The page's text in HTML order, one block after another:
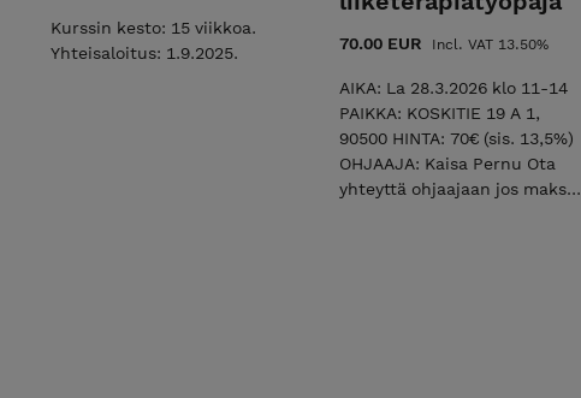
Kurssin kesto: 15 viikkoa.
Yhteisaloitus: 1.9.2025.
70.00 EUR Incl. VAT 13.50%
AIKA: La 28.3.2026 klo 11-14
PAIKKA: KOSKITIE 19 A 1,
90500 HINTA: 70€ (sis. 13,5%)
OHJAAJA: Kaisa Pernu Ota
yhteyttä ohjaajaan jos maksat